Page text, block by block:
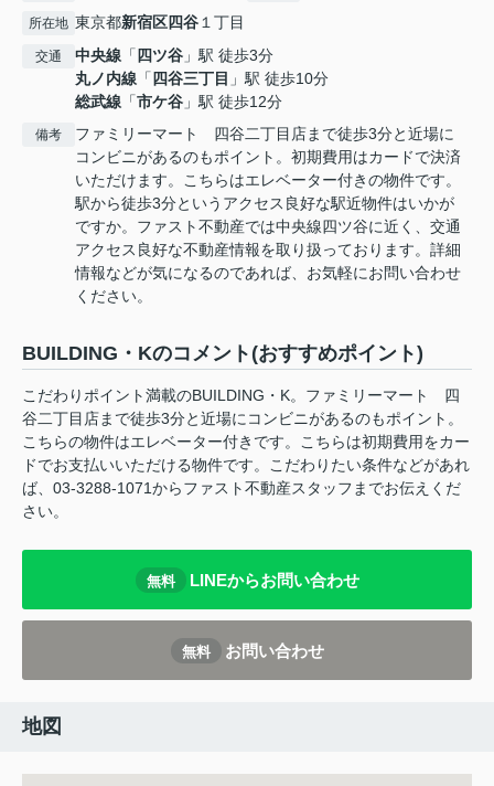
所在地 東京都新宿区四谷１丁目
交通 中央線 「 四ツ谷 」駅 徒歩3分
丸ノ内線 「 四谷三丁目 」駅 徒歩10分
総武線 「市ケ谷 」駅 徒歩12分
備考
ファミリーマート 四谷二丁目店まで徒歩3分と近場に
コンビニがあるのもポイント。初期費用はカードで決済
いただけます。こちらはエレベーター付きの物件です。
駅から徒歩3分というアクセス良好な駅近物件はいかが
ですか。ファスト不動産では中央線四ツ谷に近く、交通
アクセス良好な不動産情報を取り扱っております。詳細
情報などが気になるのであれば、お気軽にお問い合わせ
ください。
BUILDING・Kのコメント(おすすめポイント)
こだわりポイント満載のBUILDING・K。ファミリーマート 四
谷二丁目店まで徒歩3分と近場にコンビニがあるのもポイント。
こちらの物件はエレベーター付きです。こちらは初期費用をカー
ドでお支払いいただける物件です。こだわりたい条件などがあれ
ば、03-3288-1071からファスト不動産スタッフまでお伝えくだ
さい。
無料 LINEからお問い合わせ
無料 お問い合わせ
地図